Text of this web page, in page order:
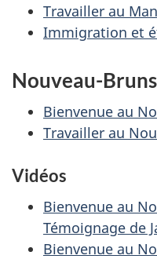
Travailler au
Immigration et
Nouveau-
Bienvenue au
Travailler au
Vidéos
Bienvenue au
Témoignage de
Bienvenue au